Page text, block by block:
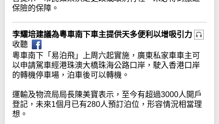
保險的保障。
李耀培建議為粵車南下車主提供天多便利以增吸引力
收聽
粵車南下「易泊飛」上周六起實施，廣東私家車車主可
以申請駕車經港珠澳大橋珠海公路口岸，駛入香港口岸
的轉機停車場，泊車後可以轉機。
運輸及物流局局長陳美寶表示，至今有超過3000人開戶
登記，未來1個月已有280人預訂泊位，形容情況相當理
想。